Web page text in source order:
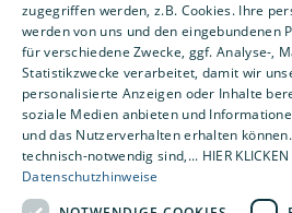
Um externe HTML-Inhalte
wir Ihre
Weitere Informationen
COOKIE-EINSTELLUNGEN
zugegriffen werden, z.B. Cookies. Ihre
werden von uns und den eingebundenen
für verschiedene Zwecke, ggf. Analyse-,
Statistikzwecke verarbeitet, damit wir
personalisierte Anzeigen oder Inhalte
soziale Medien anbieten und
und das Nutzerverhalten erhalten
technisch-notwendig sind,... HIER KLICKEN
Datenschutzhinweise